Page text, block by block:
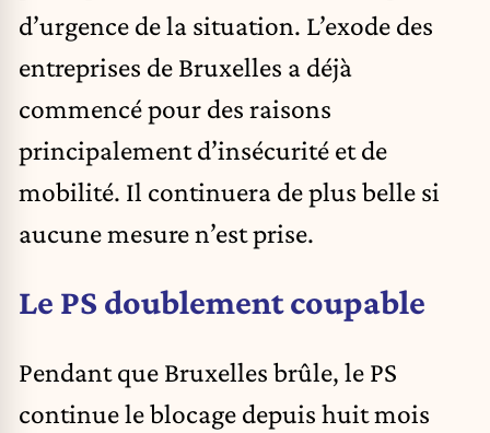
d’urgence de la situation. L’exode des
entreprises de Bruxelles a déjà
commencé pour des raisons
principalement d’insécurité et de
mobilité. Il continuera de plus belle si
aucune mesure n’est prise.
Le PS doublement coupable
Pendant que Bruxelles brûle, le PS
continue le blocage depuis huit mois